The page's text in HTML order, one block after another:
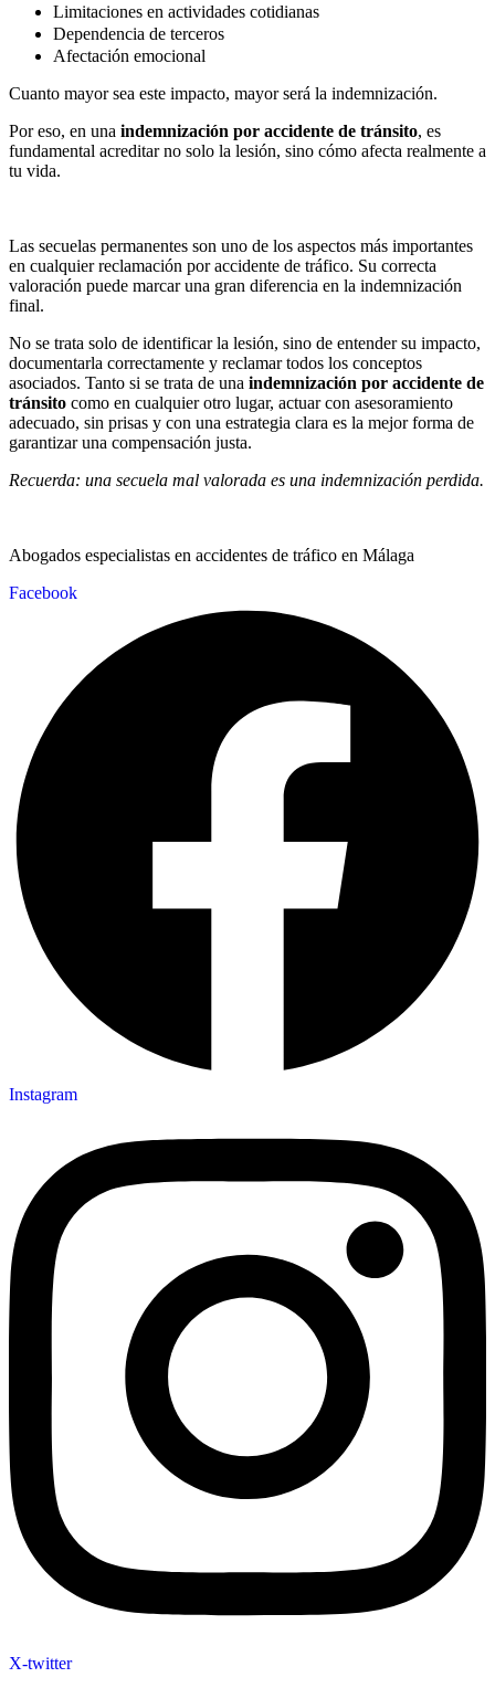
Limitaciones en actividades cotidianas
Dependencia de terceros
Afectación emocional
Cuanto mayor sea este impacto, mayor será la indemnización.
Por eso, en una indemnización por accidente de tránsito, es
fundamental acreditar no solo la lesión, sino cómo afecta realmente a
tu vida.
Las secuelas permanentes son uno de los aspectos más importantes
en cualquier reclamación por accidente de tráfico. Su correcta
valoración puede marcar una gran diferencia en la indemnización
final.
No se trata solo de identificar la lesión, sino de entender su impacto,
documentarla correctamente y reclamar todos los conceptos
asociados. Tanto si se trata de una indemnización por accidente de
tránsito como en cualquier otro lugar, actuar con asesoramiento
adecuado, sin prisas y con una estrategia clara es la mejor forma de
garantizar una compensación justa.
Recuerda: una secuela mal valorada es una indemnización perdida.
Abogados especialistas en accidentes de tráfico en Málaga
Facebook
Instagram
X-twitter